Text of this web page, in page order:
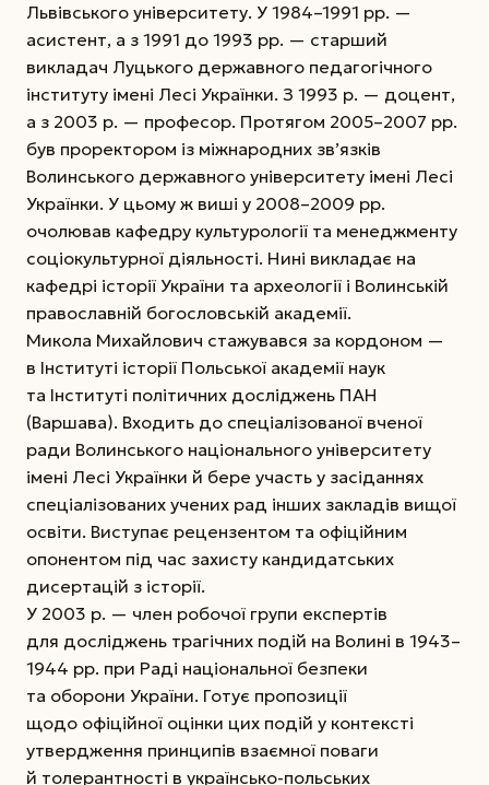
Львівського університету. У 1984–1991 рр. —
асистент, а з 1991 до 1993 рр. — старший
викладач Луцького державного педагогічного
інституту імені Лесі Українки. З 1993 р. — доцент,
а з 2003 р. — професор. Протягом 2005–2007 рр.
був проректором із міжнародних зв’язків
Волинського державного університету імені Лесі
Україн­ки. У цьому ж виші у 2008–2009 рр.
очолював кафедру культурології та менеджменту
соціокультурної діяльності. Нині викладає на
кафедрі історії України та археології і Волинській
православній богословській академії.
Микола Михайлович стажувався за кордоном —
в Інституті історії Польської академії наук
та Інституті політичних досліджень ПАН
(Варшава). Входить до спеціалізованої вченої
ради Волинського національного університету
імені Лесі Українки й бере участь у засіданнях
спеціалізованих учених рад інших закладів вищої
освіти. Виступає рецензентом та офіційним
опонентом під час захисту кандидатських
дисертацій з історії.
У 2003 р. — член робочої групи експертів
для досліджень трагічних подій на Волині в 1943–
1944 рр. при Раді національної безпеки
та оборони України. Готує пропозиції
щодо офіційної оцінки цих подій у контексті
утвердження принципів взаємної поваги
й толерантності в українсько-польських